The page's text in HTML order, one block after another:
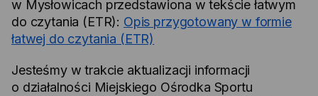
w Mysłowicach przedstawiona w tekście łatwym
do czytania (ETR): Opis przygotowany w formie
łatwej do czytania (ETR)
Jesteśmy w trakcie aktualizacji informacji
o działalności Miejskiego Ośrodka Sportu